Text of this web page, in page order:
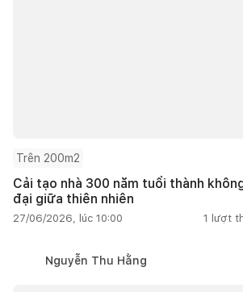
Trên 200m2
Cải tạo nhà 300 năm tuổi thành
đại giữa thiên nhiên
27/06/2026, lúc 10:00 1 lượt
Nguyễn Thu Hằng